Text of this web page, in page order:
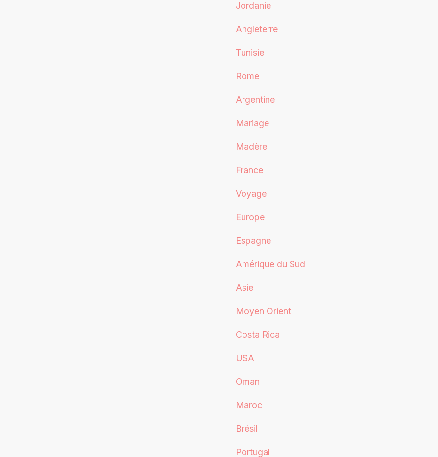
Jordanie
Angleterre
Tunisie
Rome
Argentine
Mariage
Madère
France
Voyage
Europe
Espagne
Amérique du Sud
Asie
Moyen Orient
Costa Rica
USA
Oman
Maroc
Brésil
Portugal